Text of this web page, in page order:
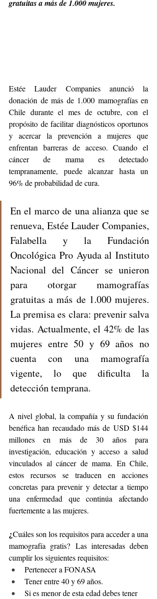
gratuitas a más de 1.000 mujeres.
Estée Lauder Companies anunció la
donación de más de 1.000 mamografías en
Chile durante el mes de octubre, con el
propósito de facilitar diagnósticos oportunos
y acercar la prevención a mujeres que
enfrentan barreras de acceso. Cuando el
cáncer de mama es detectado
tempranamente, puede alcanzar hasta un
96% de probabilidad de cura.
En el marco de una alianza que se
renueva, Estée Lauder Companies,
Falabella y la Fundación
Oncológica Pro Ayuda al Instituto
Nacional del Cáncer se unieron
para otorgar mamografías
gratuitas a más de 1.000 mujeres.
La premisa es clara: prevenir salva
vidas. Actualmente, el 42% de las
mujeres entre 50 y 69 años no
cuenta con una mamografía
vigente, lo que dificulta la
detección temprana.
A nivel global, la compañía y su fundación
benéfica han recaudado más de USD $144
millones en más de 30 años para
investigación, educación y acceso a salud
vinculados al cáncer de mama. En Chile,
estos recursos se traducen en acciones
concretas para prevenir y detectar a tiempo
una enfermedad que continúa afectando
fuertemente a las mujeres.
¿Cuáles son los requisitos para acceder a una
mamografía gratis? Las interesadas deben
cumplir los siguientes requisitos:
Pertenecer a FONASA
Tener entre 40 y 69 años.
Si es menor de esta edad debes tener